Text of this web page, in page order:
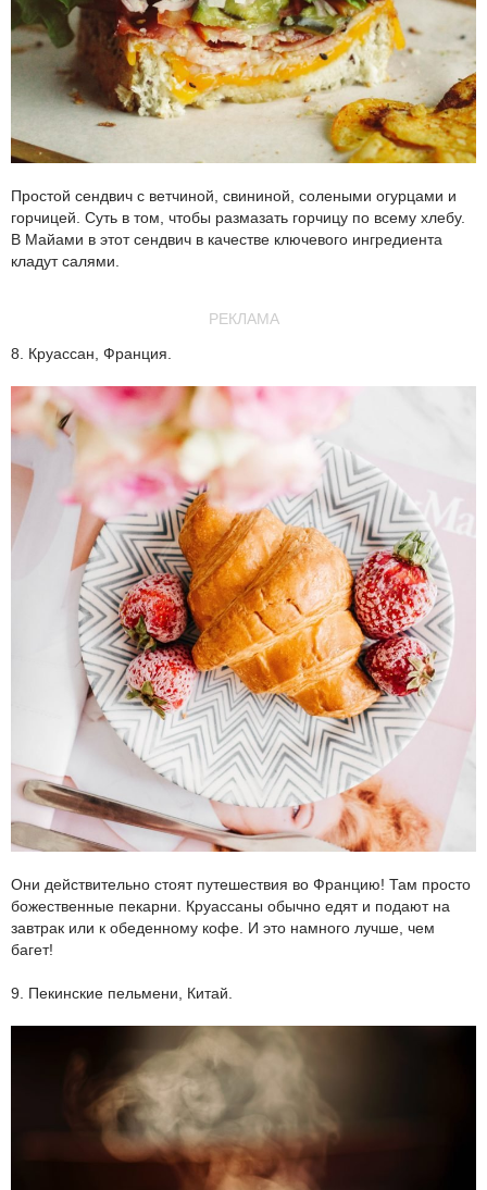
Простой сендвич с ветчиной, свининой, солеными огурцами и
горчицей. Суть в том, чтобы размазать горчицу по всему хлебу.
В Майами в этот сендвич в качестве ключевого ингредиента
кладут салями.
РЕКЛАМА
8. Круассан, Франция.
Они действительно стоят путешествия во Францию! Там просто
божественные пекарни. Круассаны обычно едят и подают на
завтрак или к обеденному кофе. И это намного лучше, чем
багет!
9. Пекинские пельмени, Китай.